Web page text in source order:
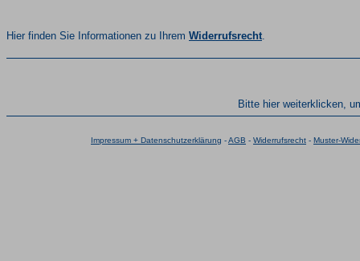
Hier finden Sie Informationen zu Ihrem Widerrufsrecht.
Bitte hier weiterklicken,
Impressum + Datenschutzerklärung -AGB - Widerrufsrecht - Muster-